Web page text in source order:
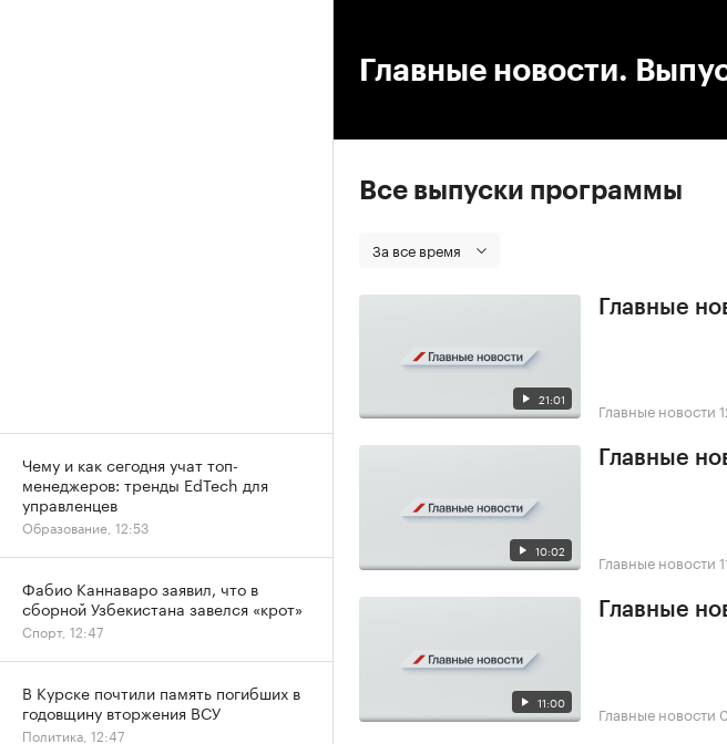
Главные новости.
Все выпуски программы
За все время
21:01
Главные
Главные новости
10:02
Главные
Главные новости
11:00
Главные
Главные новости
Чему и как сегодня учат топ-
менеджеров: тренды EdTech для
управленцев
Образование, 12:53
Фабио Каннаваро заявил, что в
сборной Узбекистана завелся «крот»
Спорт, 12:47
В Курске почтили память погибших в
годовщину вторжения ВСУ
Политика, 12:47